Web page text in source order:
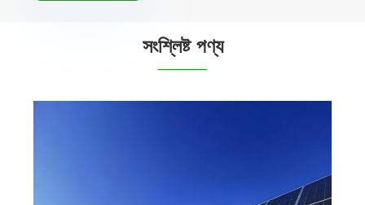
সংশ্লিষ্ট পণ্য